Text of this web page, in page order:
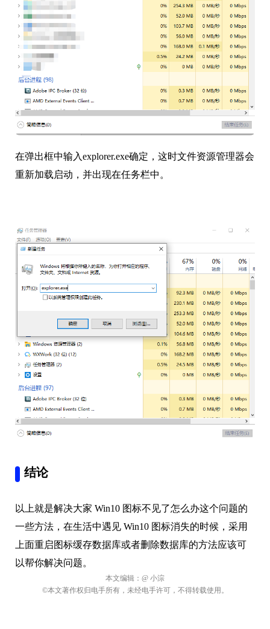
在弹出框中输入explorer.exe确定，这时文件资源管理器会
重新加载启动，并出现在任务栏中。
结论
以上就是解决大家 Win10 图标不见了怎么办这个问题的
一些方法，在生活中遇见 Win10 图标消失的时候，采用
上面重启图标缓存数据库或者删除数据库的方法应该可
以帮你解决问题。
本文编辑： @ 小淙
©本文著作权归电手所有，未经电手许可，不得转载使用。